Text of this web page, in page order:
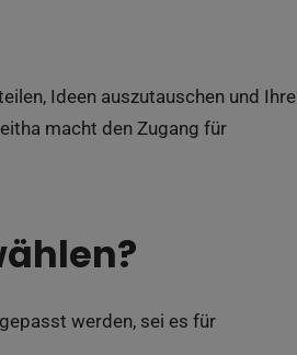
Ideen auszutauschen und Ihre
macht den Zugang für
werden, sei es für